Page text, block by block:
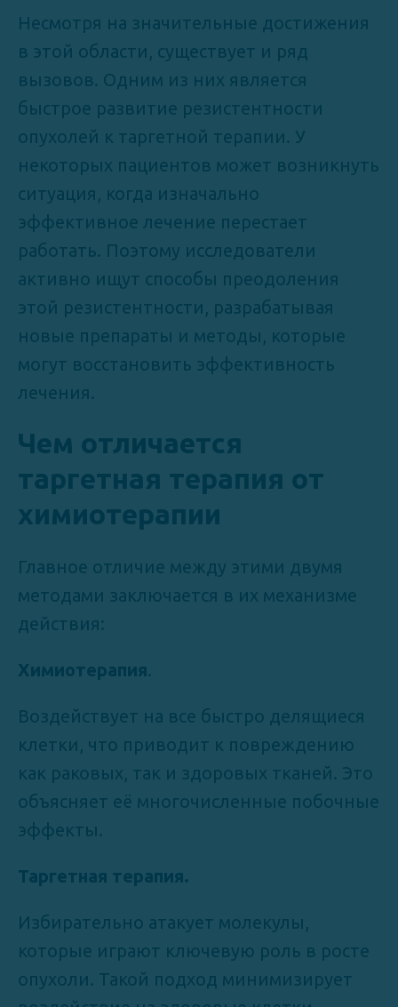
Несмотря на значительные достижения
в этой области, существует и ряд
вызовов. Одним из них является
быстрое развитие резистентности
опухолей к таргетной терапии. У
некоторых пациентов может возникнуть
ситуация, когда изначально
эффективное лечение перестает
работать. Поэтому исследователи
активно ищут способы преодоления
этой резистентности, разрабатывая
новые препараты и методы, которые
могут восстановить эффективность
лечения.
Чем отличается
таргетная терапия от
химиотерапии
Главное отличие между этими двумя
методами заключается в их механизме
действия:
Химиотерапия
Воздействует на все быстро делящиеся
клетки, что приводит к повреждению
как раковых, так и здоровых тканей. Это
объясняет её многочисленные побочные
эффекты.
Таргетная терапия.
Избирательно атакует молекулы,
которые играют ключевую роль в росте
опухоли. Такой подход минимизирует